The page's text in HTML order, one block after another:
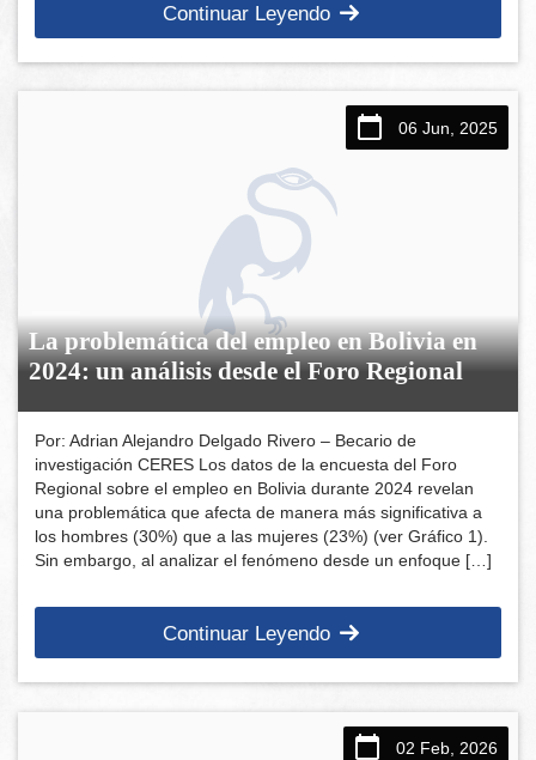
Continuar Leyendo
06 Jun, 2025
La problemática del empleo en Bolivia en
2024: un análisis desde el Foro Regional
Por: Adrian Alejandro Delgado Rivero – Becario de
investigación CERES Los datos de la encuesta del Foro
Regional sobre el empleo en Bolivia durante 2024 revelan
una problemática que afecta de manera más significativa a
los hombres (30%) que a las mujeres (23%) (ver Gráfico 1).
Sin embargo, al analizar el fenómeno desde un enfoque […]
Continuar Leyendo
02 Feb, 2026